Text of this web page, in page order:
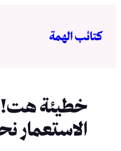
المحتوى
كتائب الهمة
خطيئة هت!
الاستعمار